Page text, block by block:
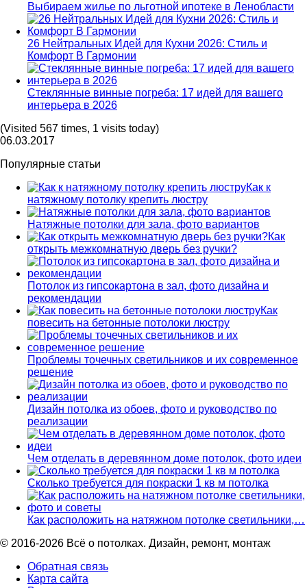
Выбираем жилье по льготной ипотеке в Ленобласти
26 Нейтральных Идей для Кухни 2026: Стиль и
Комфорт В Гармонии
Стеклянные винные погреба: 17 идей для вашего
интерьера в 2026
(Visited 567 times, 1 visits today)
06.03.2017
Популярные статьи
Как к
натяжному потолку крепить люстру
Натяжные потолки для зала, фото вариантов
Как
открыть межкомнатную дверь без ручки?
Потолок из гипсокартона в зал, фото дизайна и
рекомендации
Как
повесить на бетонные потолоки люстру
Проблемы точечных светильников и их современное
решение
Дизайн потолка из обоев, фото и руководство по
реализации
Чем отделать в деревянном доме потолок, фото идеи
Сколько требуется для покраски 1 кв м потолка
Как расположить на натяжном потолке светильники,…
© 2016-2026 Всё о потолках. Дизайн, ремонт, монтаж
Обратная связь
Карта сайта